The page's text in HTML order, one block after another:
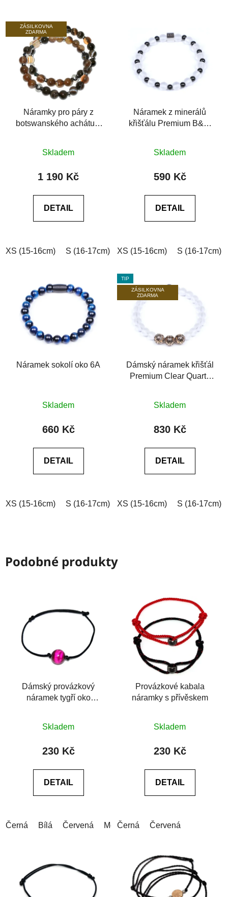
ZÁSILKOVNA
ZDARMA
Náramky pro páry z
botswanského achátu a
hodnocení
produktu
z
Skladem
1 190 Kč
DETAIL
XS (15-16cm) S (16-17cm) M (17-18cm) L (18-19cm)
Náramek z minerálů
křišťálu Premium B&W
hodnocení
produktu
z
Skladem
590 Kč
DETAIL
XS (15-16cm) S (16-17cm)
Náramek sokolí oko 6A
hodnocení
produktu
z
Skladem
660 Kč
DETAIL
XS (15-16cm) S (16-17cm) M (17-18cm) L (18-19cm)
TIP
ZÁSILKOVNA
ZDARMA
Dámský náramek křišťál
Premium Clear Quartz
hodnocení
produktu
z
Skladem
830 Kč
DETAIL
XS (15-16cm) S (16-17cm)
Podobné produkty
Dámský provázkový
náramek tygří oko
hodnocení
produktu
z
Skladem
230 Kč
DETAIL
Černá Bílá Červená Modrá Šedá Růžová
Provázkové kabala
náramky s přívěskem
Skladem
230 Kč
DETAIL
Černá Červená